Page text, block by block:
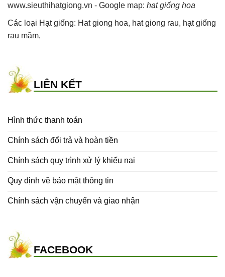
www.sieuthihatgiong.vn - Google map: hạt giống hoa
Các loại Hạt giống: Hat giong hoa, hat giong rau, hạt giống
rau mầm,
LIÊN KẾT
Hình thức thanh toán
Chính sách đổi trả và hoàn tiền
Chính sách quy trình xử lý khiếu nại
Quy định về bảo mật thông tin
Chính sách vận chuyển và giao nhận
FACEBOOK